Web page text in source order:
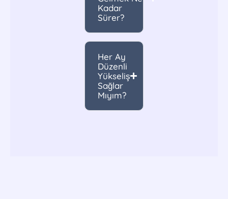
Kadar
Sürer?
Her Ay
Düzenli
Yükseliş
Sağlar
Mıyım?